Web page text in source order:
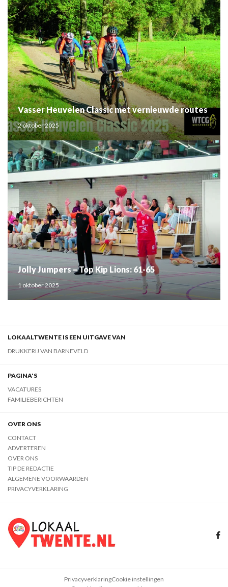
Vasser Heuvelen Classic met vernieuwde routes
2 oktober 2025
Jolly Jumpers – Top Kip Lions: 61-65
1 oktober 2025
LOKAALTWENTE IS EEN UITGAVE VAN
DRUKKERIJ VAN BARNEVELD
PAGINA'S
VACATURES
FAMILIEBERICHTEN
OVER ONS
CONTACT
ADVERTEREN
OVER ONS
TIP DE REDACTIE
ALGEMENE VOORWAARDEN
PRIVACYVERKLARING
PrivacyverklaringCookie instellingen